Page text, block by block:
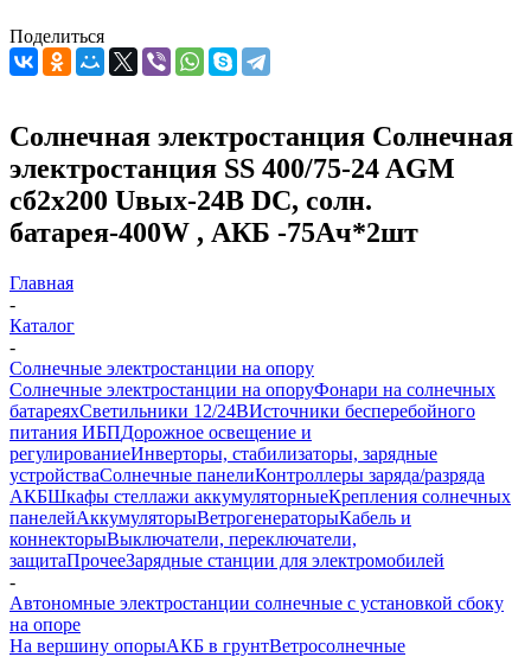
Поделиться
Солнечная электростанция Солнечная
электростанция SS 400/75-24 AGM
сб2x200 Uвых-24В DC, солн.
батарея-400W , АКБ -75Aч*2шт
Главная
-
Каталог
-
Солнечные электростанции на опору
Солнечные электростанции на опоруФонари на солнечных
батареяхСветильники 12/24ВИсточники бесперебойного
питания ИБПДорожное освещение и
регулированиеИнверторы, стабилизаторы, зарядные
устройстваСолнечные панелиКонтроллеры заряда/разряда
АКБШкафы стеллажи аккумуляторныеКрепления солнечных
панелейАккумуляторыВетрогенераторыКабель и
коннекторыВыключатели, переключатели,
защитаПрочееЗарядные станции для электромобилей
-
Автономные электростанции солнечные с установкой сбоку
на опоре
На вершину опорыАКБ в грунтВетросолнечные